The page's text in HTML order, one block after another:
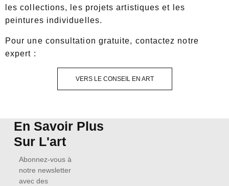
les collections, les projets artistiques et les
peintures individuelles.
Pour une consultation gratuite, contactez notre
expert :
VERS LE CONSEIL EN ART
En Savoir Plus
Sur L'art
Abonnez-vous à
notre newsletter
avec des